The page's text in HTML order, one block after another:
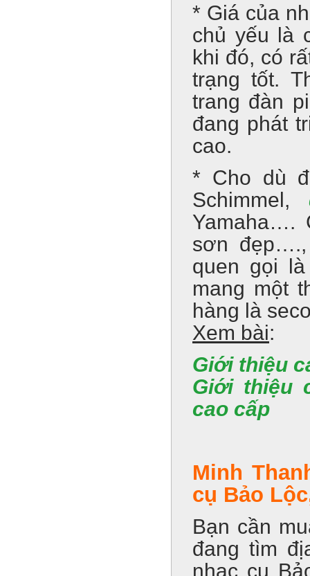
* Giá của
chủ yếu là
khi đó, có
trạng tốt.
trang đàn
đang phát
cao.
* Cho dù
Schimmel,
Yamaha….
sơn
quen gọi
mang một
hàng là
Xem bài:
Giới thiệu
Giới thiệu
cao cấp
Minh
cụ Bảo
Bạn cần
đang tìm
nhạc cụ